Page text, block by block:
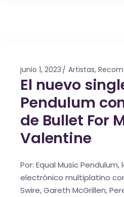
junio 1, 2023 Artistas,
El nuevo
Pendulum
de Bullet For
Valentine
Por: Equal Music
electrónico multiplatino
Swire, Gareth McGrillen,